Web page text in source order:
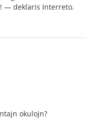
— deklaris Interreto.
okulojn?